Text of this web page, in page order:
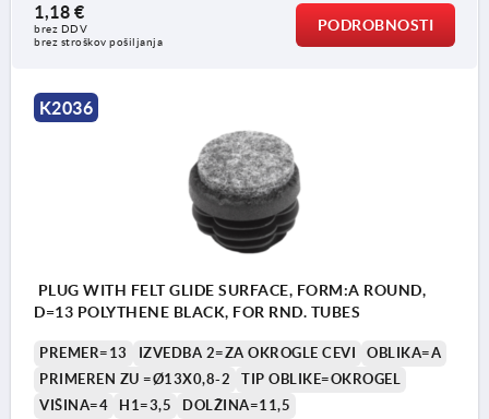
1,18 €
brez DDV
brez stroškov pošiljanja
PODROBNOSTI
K2036
PLUG WITH FELT GLIDE SURFACE, FORM:A ROUND,
D=13 POLYTHENE BLACK, FOR RND. TUBES
PREMER=13 IZVEDBA 2=ZA OKROGLE CEVI
OBLIKA=A
PRIMEREN ZU =Ø13X0,8-2
TIP OBLIKE=OKROGEL
VIŠINA=4
H1=3,5 DOLŽINA=11,5